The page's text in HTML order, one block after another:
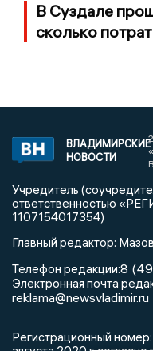
В Суздале
сколько
ВЛАДИМИРСКИЕ
НОВОСТИ
Учредитель
ответственностью
1107154017354)
Главный редактор:
Телефон редакции:8
Электронная почта
reklama@newsvladimir.ru
Регистрационный